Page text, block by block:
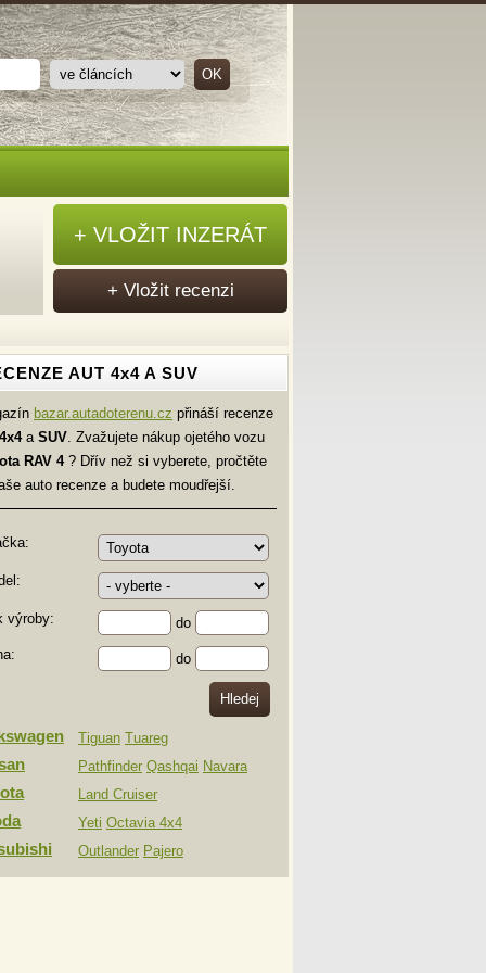
AUT 4x4 A SUV
bazar.autadoterenu.cz přináší recenze
4x4a SUV. Zvažujete nákup ojetého vozu
RAV 4? Dřív než si vyberete, pročtěte
auto recenze a budete moudřejší.
výroby:
do
do
Tiguan Tuareg
Pathfinder Qashqai Navara
Land Cruiser
Yeti Octavia 4x4
Outlander Pajero
+ VLOŽIT INZERÁT
+ Vložit recenzi